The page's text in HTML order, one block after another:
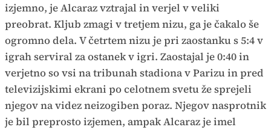
izjemno, je Alcaraz vztrajal in verjel v veliki
preobrat. Kljub zmagi v tretjem nizu, ga je čakalo še
ogromno dela. V četrtem nizu je pri zaostanku s 5:4 v
igrah serviral za ostanek v igri. Zaostajal je 0:40 in
verjetno so vsi na tribunah stadiona v Parizu in pred
televizijskimi ekrani po celotnem svetu že sprejeli
njegov na videz neizogiben poraz. Njegov nasprotnik
je bil preprosto izjemen, ampak Alcaraz je imel